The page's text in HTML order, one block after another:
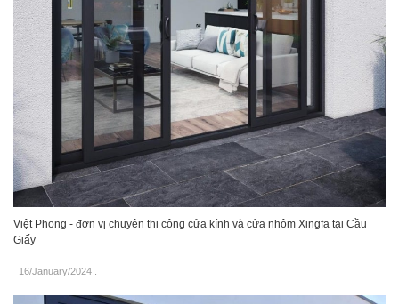
Việt Phong - đơn vị chuyên thi công cửa kính và cửa nhôm Xingfa tại Cầu
Giấy
16/January/2024